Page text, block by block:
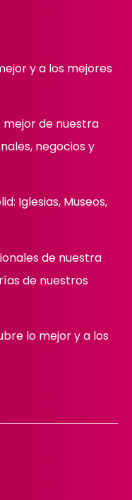
y a los mejores
mejor de nuestra
negocios y
Iglesias, Museos,
de nuestra
de nuestros
lo mejor y a los